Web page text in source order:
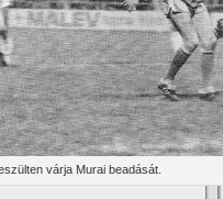
várja Murai beadását.